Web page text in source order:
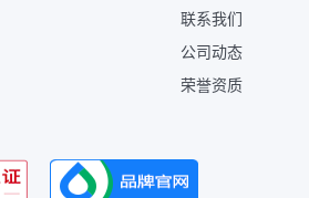
联系我们
公司动态
荣誉资质